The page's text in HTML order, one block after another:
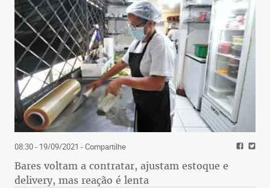
08:30 - 19/09/2021 - Compartilhe
Bares voltam a contratar, ajustam estoque e
delivery, mas reação é lenta